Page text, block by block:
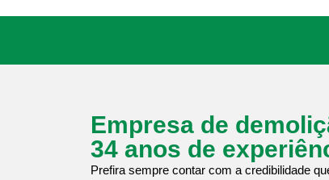
Empresa de
34 anos de
Prefira sempre contar com a credibilidade